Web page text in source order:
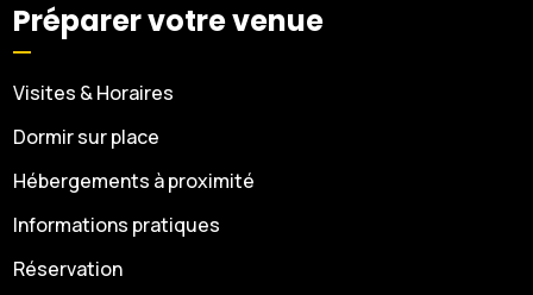
Préparer votre venue
Visites & Horaires
Dormir sur place
Hébergements à proximité
Informations pratiques
Réservation